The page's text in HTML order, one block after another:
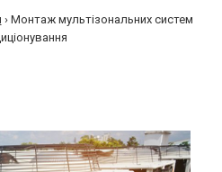
› Монтаж мультізональних систем